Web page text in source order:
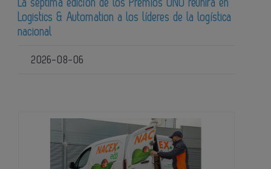
La séptima edición de los Premios UNO reunirá en
Logistics & Automation a los líderes de la logística
nacional
2026-08-06